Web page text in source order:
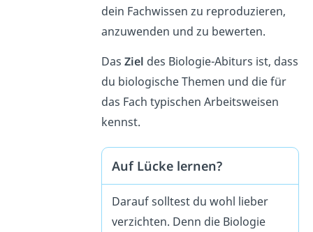
dein Fachwissen zu reproduzieren,
anzuwenden und zu bewerten.
Das Ziel des Biologie-Abiturs ist, dass
du biologische Themen und die für
das Fach typischen Arbeitsweisen
kennst.
Auf Lücke lernen?
Darauf solltest du wohl lieber
verzichten. Denn die Biologie